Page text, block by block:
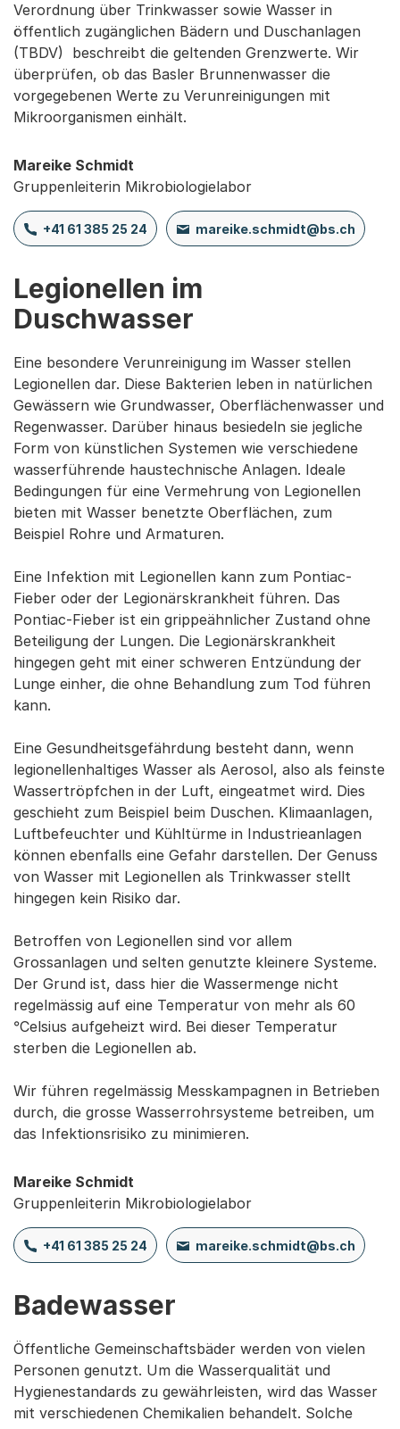
Verordnung über Trinkwasser sowie Wasser in
öffentlich zugänglichen Bädern und Duschanlagen
(TBDV) beschreibt die geltenden Grenzwerte. Wir
überprüfen, ob das Basler Brunnenwasser die
vorgegebenen Werte zu Verunreinigungen mit
Mikroorganismen einhält.
Mareike Schmidt
Gruppenleiterin Mikrobiologielabor
+41 61 385 25 24 mareike.schmidt@bs.ch
Legionellen im
Duschwasser
Eine besondere Verunreinigung im Wasser stellen
Legionellen dar. Diese Bakterien leben in natürlichen
Gewässern wie Grundwasser, Oberflächenwasser und
Regenwasser. Darüber hinaus besiedeln sie jegliche
Form von künstlichen Systemen wie verschiedene
wasserführende haustechnische Anlagen. Ideale
Bedingungen für eine Vermehrung von Legionellen
bieten mit Wasser benetzte Oberflächen, zum
Beispiel Rohre und Armaturen.
Eine Infektion mit Legionellen kann zum Pontiac-
Fieber oder der Legionärskrankheit führen. Das
Pontiac-Fieber ist ein grippeähnlicher Zustand ohne
Beteiligung der Lungen. Die Legionärskrankheit
hingegen geht mit einer schweren Entzündung der
Lunge einher, die ohne Behandlung zum Tod führen
kann.
Eine Gesundheitsgefährdung besteht dann, wenn
legionellenhaltiges Wasser als Aerosol, also als feinste
Wassertröpfchen in der Luft, eingeatmet wird. Dies
geschieht zum Beispiel beim Duschen. Klimaanlagen,
Luftbefeuchter und Kühltürme in Industrieanlagen
können ebenfalls eine Gefahr darstellen. Der Genuss
von Wasser mit Legionellen als Trinkwasser stellt
hingegen kein Risiko dar.
Betroffen von Legionellen sind vor allem
Grossanlagen und selten genutzte kleinere Systeme.
Der Grund ist, dass hier die Wassermenge nicht
regelmässig auf eine Temperatur von mehr als 60
°Celsius aufgeheizt wird. Bei dieser Temperatur
sterben die Legionellen ab.
Wir führen regelmässig Messkampagnen in Betrieben
durch, die grosse Wasserrohrsysteme betreiben, um
das Infektionsrisiko zu minimieren.
Mareike Schmidt
Gruppenleiterin Mikrobiologielabor
+41 61 385 25 24 mareike.schmidt@bs.ch
Badewasser
Öffentliche Gemeinschaftsbäder werden von vielen
Personen genutzt. Um die Wasserqualität und
Hygienestandards zu gewährleisten, wird das Wasser
mit verschiedenen Chemikalien behandelt. Solche